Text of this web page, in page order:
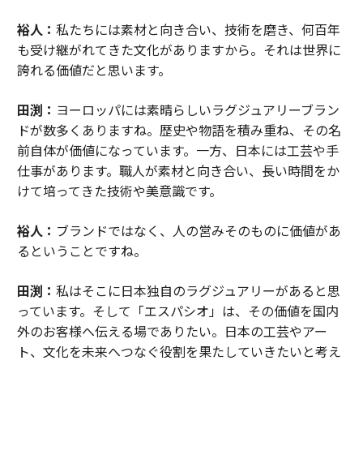
裕人： 私たちには素材と向き合い、技術を磨き、何百年
も受け継がれてきた文化がありますから。それは世界に
誇れる価値だと思います。
田渕： ヨーロッパには素晴らしいラグジュアリーブラン
ドが数多くありますね。歴史や物語を積み重ね、その名
前自体が価値になっています。一方、日本には工芸や手
仕事があります。職人が素材と向き合い、長い時間をか
けて培ってきた技術や美意識です。
裕人： ブランドではなく、人の営みそのものに価値があ
るということですね。
田渕： 私はそこに日本独自のラグジュアリーがあると思
っています。そして「エスパシオ」は、その価値を国内
外のお客様へ伝える場でありたい。日本の工芸やアー
ト、文化を未来へつなぐ役割を果たしていきたいと考え